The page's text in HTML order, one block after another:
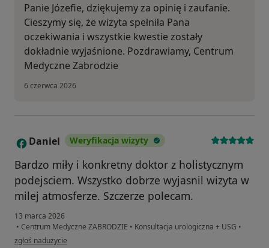
Panie Józefie, dziękujemy za opinię i zaufanie.
Cieszymy się, że wizyta spełniła Pana
oczekiwania i wszystkie kwestie zostały
dokładnie wyjaśnione. Pozdrawiamy, Centrum
Medyczne Zabrodzie
6 czerwca 2026
D Daniel Weryfikacja wizyty
Bardzo miły i konkretny doktor z holistycznym
podejsciem. Wszystko dobrze wyjasnil wizyta w
milej atmosferze. Szczerze polecam.
13 marca 2026
• Centrum Medyczne ZABRODZIE • Konsultacja urologiczna + USG •
w opinii użytkownika Daniel
zgłoś nadużycie